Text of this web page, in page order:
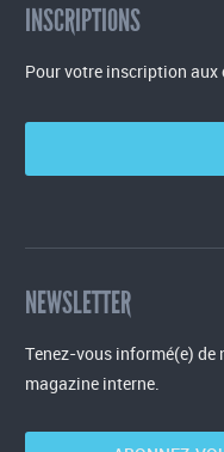
INSCRIPTIONS
Pour votre inscription aux
NEWSLETTER
Tenez-vous informé(e) de
magazine interne.